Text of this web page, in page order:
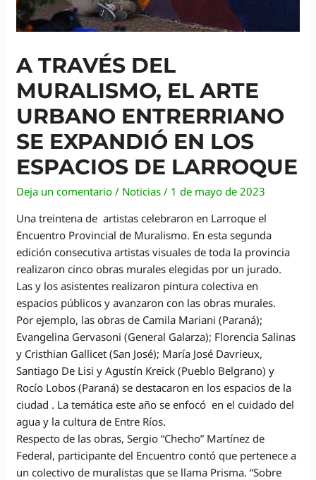
A TRAVÉS DEL
MURALISMO, EL ARTE
URBANO ENTRERRIANO
SE EXPANDIÓ EN LOS
ESPACIOS DE LARROQUE
Deja un comentario / Noticias / 1 de mayo de 2023
Una treintena de artistas celebraron en Larroque el
Encuentro Provincial de Muralismo. En esta segunda
edición consecutiva artistas visuales de toda la provincia
realizaron cinco obras murales elegidas por un jurado.
Las y los asistentes realizaron pintura colectiva en
espacios públicos y avanzaron con las obras murales.
Por ejemplo, las obras de Camila Mariani (Paraná);
Evangelina Gervasoni (General Galarza); Florencia Salinas
y Cristhian Gallicet (San José); María José Davrieux,
Santiago De Lisi y Agustín Kreick (Pueblo Belgrano) y
Rocío Lobos (Paraná) se destacaron en los espacios de la
ciudad . La temática este año se enfocó en el cuidado del
agua y la cultura de Entre Ríos.
Respecto de las obras, Sergio “Checho” Martínez de
Federal, participante del Encuentro contó que pertenece a
un colectivo de muralistas que se llama Prisma. “Sobre